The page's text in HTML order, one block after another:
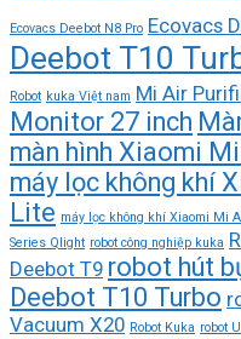
Ecovacs Deebot N8 Pro Ecovacs
Deebot T10
Robot kuka Việt nam Mi Air
Monitor 27 inch
màn hình Xiaomi
máy lọc không khí
Lite máy lọc không khí Xiaomi Mi
Series Qlight robot công nghiệp kuka
Deebot T9 robot hút
Deebot T10 Turbo
Vacuum X20 Robot Kuka robot